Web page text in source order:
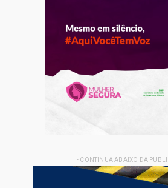
- CONTINUA ABAIXO DA